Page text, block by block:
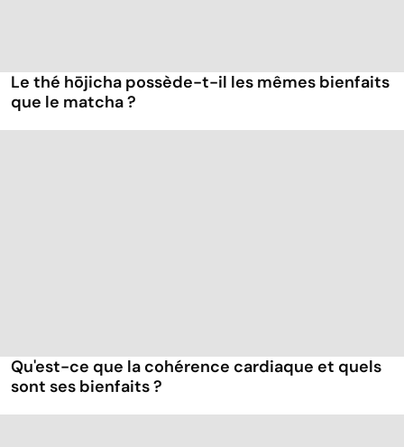
Le thé hōjicha possède-t-il les mêmes bienfaits
que le matcha ?
Qu'est-ce que la cohérence cardiaque et quels
sont ses bienfaits ?